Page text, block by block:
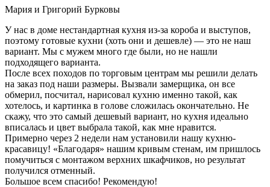
Мария и Григорий Бурковы
У нас в доме нестандартная кухня из-за короба и выступов,
поэтому готовые кухни (хоть они и дешевле) — это не наш
вариант. Мы с мужем много где были, но не нашли
подходящего варианта.
После всех походов по торговым центрам мы решили делать
на заказ под наши размеры. Вызвали замерщика, он все
обмерил, посчитал, нарисовал кухню именно такой, как
хотелось, и картинка в голове сложилась окончательно. Не
скажу, что это самый дешевый вариант, но кухня идеально
вписалась и цвет выбрала такой, как мне нравится.
Примерно через 2 недели нам установили нашу кухню-
красавицу! «Благодаря» нашим кривым стенам, им пришлось
помучиться с монтажом верхних шкафчиков, но результат
получился отменный.
Большое всем спасибо! Рекомендую!